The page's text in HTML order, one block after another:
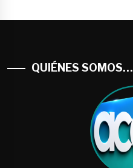
QUIÉNES SOMOS…